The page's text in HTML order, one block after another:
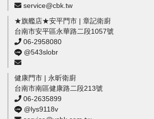
service@cbk.tw
★旗艦店★安平門市 | 章記衛廚
台南市安平區永華路二段1057號
06-2958080
@543slobr
健康門市 | 永昕衛廚
台南市南區健康路二段213號
06-2635899
@lys9118v